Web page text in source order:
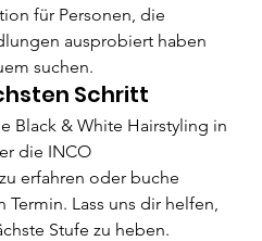
für Personen, die
ausprobiert haben
suchen.
Schritt
Black & White Hairstyling in
die INCO
erfahren oder buche
Lass uns dir helfen,
Stufe zu heben.